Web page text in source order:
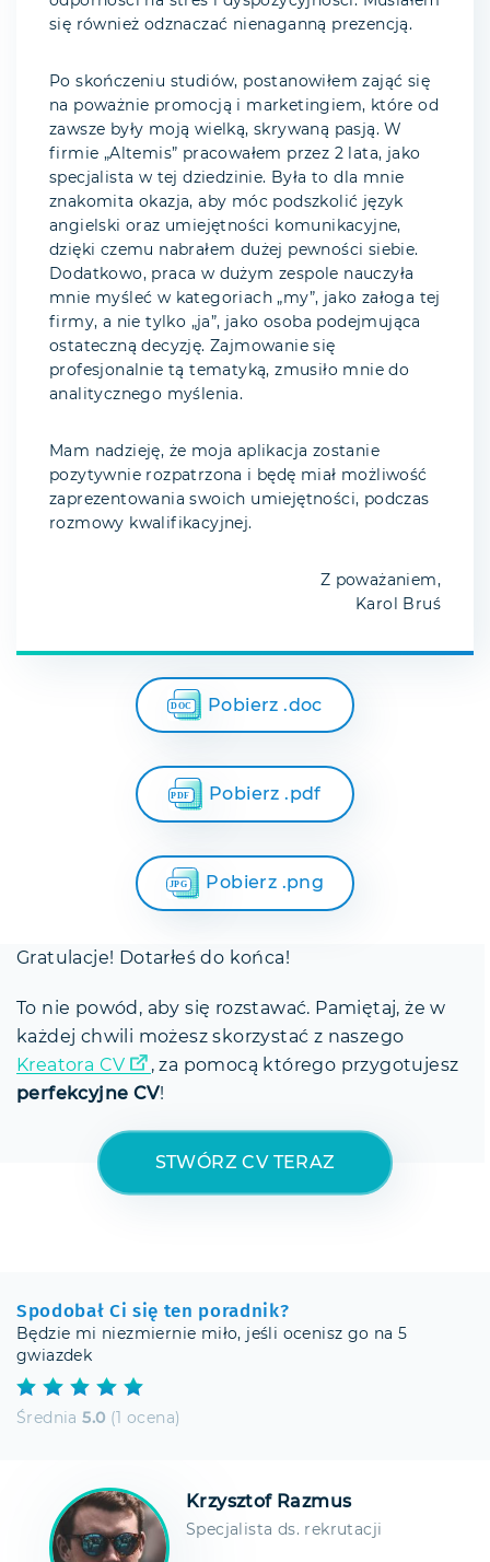
się również odznaczać nienaganną prezencją.
Po skończeniu studiów, postanowiłem zająć się
na poważnie promocją i marketingiem, które od
zawsze były moją wielką, skrywaną pasją. W
firmie „Altemis” pracowałem przez 2 lata, jako
specjalista w tej dziedzinie. Była to dla mnie
znakomita okazja, aby móc podszkolić język
angielski oraz umiejętności komunikacyjne,
dzięki czemu nabrałem dużej pewności siebie.
Dodatkowo, praca w dużym zespole nauczyła
mnie myśleć w kategoriach „my”, jako załoga tej
firmy, a nie tylko „ja”, jako osoba podejmująca
ostateczną decyzję. Zajmowanie się
profesjonalnie tą tematyką, zmusiło mnie do
analitycznego myślenia.
Mam nadzieję, że moja aplikacja zostanie
pozytywnie rozpatrzona i będę miał możliwość
zaprezentowania swoich umiejętności, podczas
rozmowy kwalifikacyjnej.
Z poważaniem,
Karol Bruś
Pobierz .doc
Pobierz .pdf
Pobierz .png
Gratulacje! Dotarłeś do końca!
To nie powód, aby się rozstawać. Pamiętaj, że w
każdej chwili możesz skorzystać z naszego
Kreatora CV
, za pomocą którego przygotujesz
perfekcyjne CV!
STWÓRZ CV TERAZ
Spodobał Ci się ten poradnik?
Będzie mi niezmiernie miło, jeśli ocenisz go na 5
gwiazdek
Średnia5.0 (1 ocena)
Krzysztof Razmus
Specjalista ds. rekrutacji